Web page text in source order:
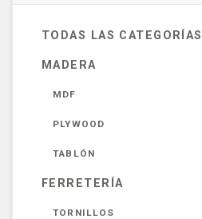
TODAS LAS CATEGORÍAS
MADERA
MDF
PLYWOOD
TABLÓN
FERRETERÍA
TORNILLOS